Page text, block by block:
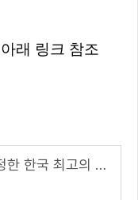
래 링크 참조
고팍스 - 세계가 인정한 한국 최고의 거래소